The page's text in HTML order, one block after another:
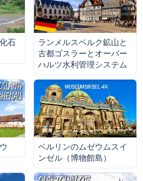
石
ランメルスベルク鉱山と
古都ゴスラーとオーバー
ハルツ水利管理システム
ベルリンのムゼウムスイ
ンゼル（博物館島）